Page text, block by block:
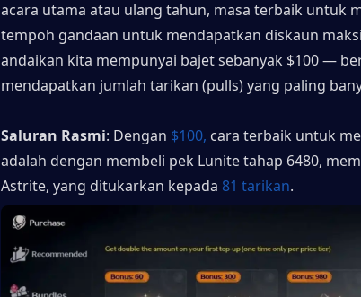
acara utama atau ulang tahun, masa terbaik untuk
tempoh gandaan untuk mendapatkan diskaun
andaikan kita mempunyai bajet sebanyak $100 —
mendapatkan jumlah tarikan (pulls) yang paling
Saluran Rasmi: Dengan $100, cara terbaik untuk
adalah dengan membeli pek Lunite tahap 6480,
Astrite, yang ditukarkan kepada 81 tarikan.